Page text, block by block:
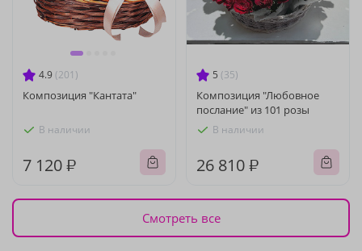
4.9 (201)
Композиция "Кантата"
В наличии
7 120 ₽
5 (35)
Композиция "Любовное
послание" из 101 розы
В наличии
26 810 ₽
Смотреть все